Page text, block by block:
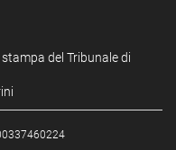
del Tribunale di